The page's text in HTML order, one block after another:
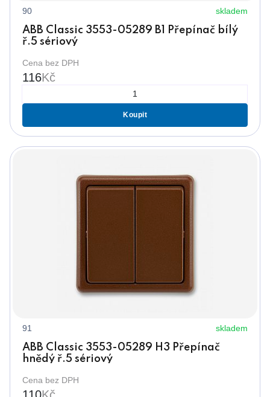
90 skladem
ABB Classic 3553-05289 B1 Přepínač bílý
ř.5 sériový
Cena bez DPH
116Kč
Koupit
91 skladem
ABB Classic 3553-05289 H3 Přepínač
hnědý ř.5 sériový
Cena bez DPH